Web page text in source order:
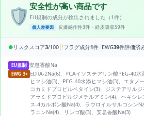
🛡️安全性が高い商品です
EU規制の成分が検出されました（1件）
個人差要因 皮膚感作性3件・経皮吸収59件
● リスクスコア3/100 | !フラグ成分1件 | EWG39件評価済
EU規制 安息香酸Na
EWG 3+ EDTA-2Na(6)、PCAイソステアリン酸PEG-40
ヒマシ油(3)、PEG-40水添ヒマシ油(3)、エタノ
コカミドプロピルベタイン(3)、ジステアリル
アラミドプロピルジメチルアミン(4)、ヘキシ
ス-4カルボン酸Na(4)、ラウロイルサルコシン
ラニンNa(4)、リンゴ酸(3)、安息香酸Na(3)